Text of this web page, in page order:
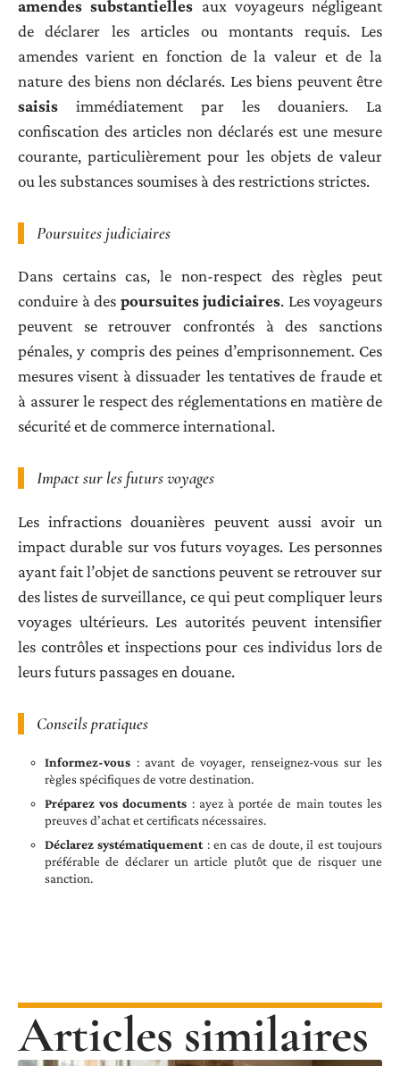
amendes substantielles aux voyageurs négligeant
de déclarer les articles ou montants requis. Les
amendes varient en fonction de la valeur et de la
nature des biens non déclarés. Les biens peuvent être
saisis immédiatement par les douaniers. La
confiscation des articles non déclarés est une mesure
courante, particulièrement pour les objets de valeur
ou les substances soumises à des restrictions strictes.
Poursuites judiciaires
Dans certains cas, le non-respect des règles peut
conduire à des poursuites judiciaires. Les voyageurs
peuvent se retrouver confrontés à des sanctions
pénales, y compris des peines d’emprisonnement. Ces
mesures visent à dissuader les tentatives de fraude et
à assurer le respect des réglementations en matière de
sécurité et de commerce international.
Impact sur les futurs voyages
Les infractions douanières peuvent aussi avoir un
impact durable sur vos futurs voyages. Les personnes
ayant fait l’objet de sanctions peuvent se retrouver sur
des listes de surveillance, ce qui peut compliquer leurs
voyages ultérieurs. Les autorités peuvent intensifier
les contrôles et inspections pour ces individus lors de
leurs futurs passages en douane.
Conseils pratiques
Informez-vous : avant de voyager, renseignez-vous sur les
règles spécifiques de votre destination.
Préparez vos documents : ayez à portée de main toutes les
preuves d’achat et certificats nécessaires.
Déclarez systématiquement: en cas de doute, il est toujours
préférable de déclarer un article plutôt que de risquer une
sanction.
Articles similaires